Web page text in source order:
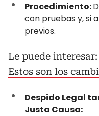
Procedimiento:
con pruebas y, si
previos.
Le puede interesar:
Estos son los
Despido Legal
Justa Causa: